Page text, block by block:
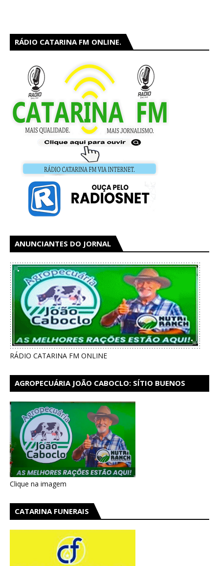
RÁDIO CATARINA FM ONLINE.
ANUNCIANTES DO JORNAL
RÁDIO CATARINA FM ONLINE
AGROPECUÁRIA JOÃO CABOCLO: SÍTIO BUENOS
Clique na imagem
CATARINA FUNERAIS